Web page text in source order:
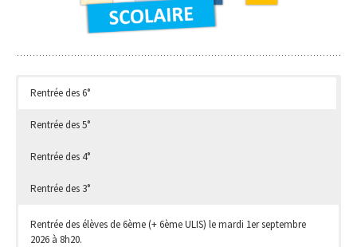
Rentrée des 6°
Rentrée des 5°
Rentrée des 4°
Rentrée des 3°
Rentrée des élèves de 6ème (+ 6ème ULIS) le mardi 1er septembre
2026 à 8h20.